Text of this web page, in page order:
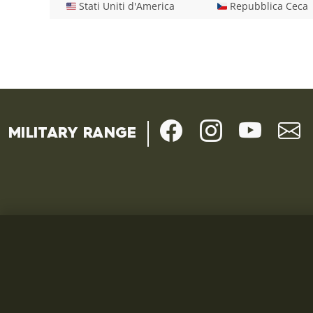
🇺🇸 Stati Uniti d'America
🇨🇿 Repubblica Ceca
MILITARY RANGE